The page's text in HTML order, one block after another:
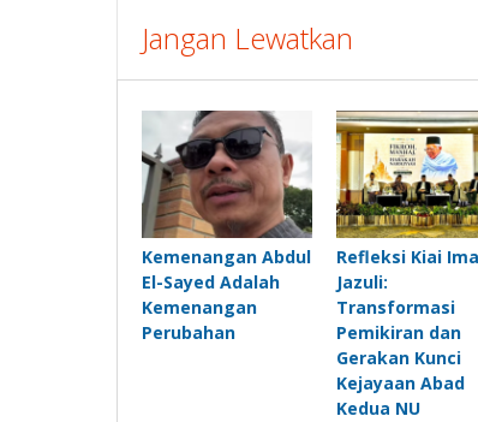
Jangan Lewatkan
Kemenangan Abdul
El-Sayed Adalah
Kemenangan
Perubahan
Refleksi Kiai
Jazuli:
Transformasi
Pemikiran dan
Gerakan Kunci
Kejayaan Abad
Kedua NU